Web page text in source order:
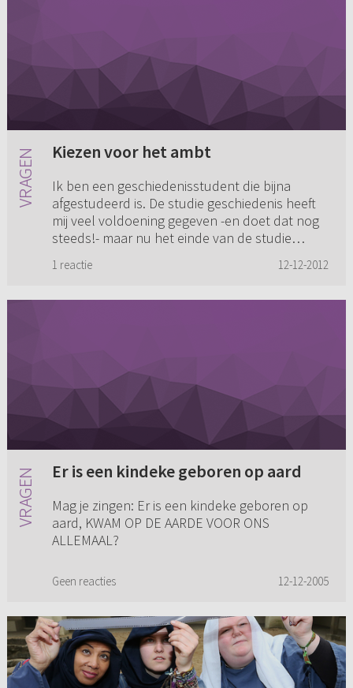
Kiezen voor het ambt
Ik ben een geschiedenisstudent die bijna
afgestudeerd is. De studie geschiedenis heeft
mij veel voldoening gegeven -en doet dat nog
steeds!- maar nu het einde van de studie
1 reactie 12-12-2012
Er is een kindeke geboren op aard
Mag je zingen: Er is een kindeke geboren op
aard, KWAM OP DE AARDE VOOR ONS
ALLEMAAL?
Geen reacties 12-12-2005